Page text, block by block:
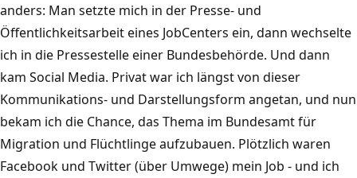
anders: Man setzte mich in der Presse- und
Öffentlichkeitsarbeit eines JobCenters ein, dann wechselte
ich in die Pressestelle einer Bundesbehörde. Und dann
kam Social Media. Privat war ich längst von dieser
Kommunikations- und Darstellungsform angetan, und nun
bekam ich die Chance, das Thema im Bundesamt für
Migration und Flüchtlinge aufzubauen. Plötzlich waren
Facebook und Twitter (über Umwege) mein Job - und ich